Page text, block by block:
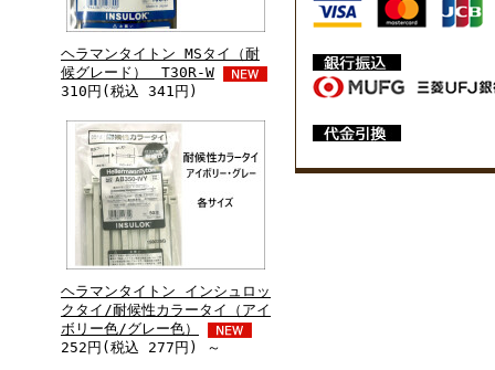
ヘラマンタイトン MSタイ（耐
候グレード） T30R-W
310円(税込 341円)
ヘラマンタイトン インシュロッ
クタイ/耐候性カラータイ（アイ
ボリー色/グレー色）
252円(税込 277円) ～